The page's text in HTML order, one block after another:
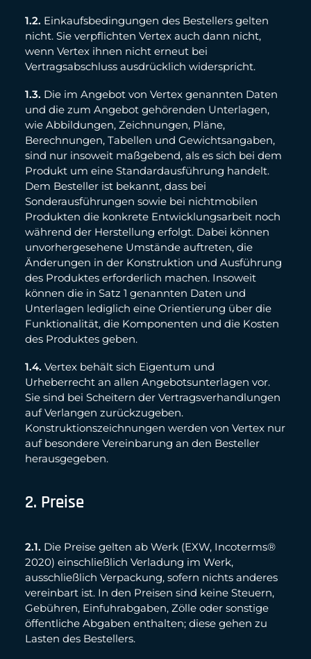
1.2. Einkaufsbedingungen des Bestellers gelten
nicht. Sie verpflichten Vertex auch dann nicht,
wenn Vertex ihnen nicht erneut bei
Vertragsabschluss ausdrücklich widerspricht.
1.3. Die im Angebot von Vertex genannten Daten
und die zum Angebot gehörenden Unterlagen,
wie Abbildungen, Zeichnungen, Pläne,
Berechnungen, Tabellen und Gewichtsangaben,
sind nur insoweit maßgebend, als es sich bei dem
Produkt um eine Standardausführung handelt.
Dem Besteller ist bekannt, dass bei
Sonderausführungen sowie bei nichtmobilen
Produkten die konkrete Entwicklungsarbeit noch
während der Herstellung erfolgt. Dabei können
unvorhergesehene Umstände auftreten, die
Änderungen in der Konstruktion und Ausführung
des Produktes erforderlich machen. Insoweit
können die in Satz 1 genannten Daten und
Unterlagen lediglich eine Orientierung über die
Funktionalität, die Komponenten und die Kosten
des Produktes geben.
1.4. Vertex behält sich Eigentum und
Urheberrecht an allen Angebotsunterlagen vor.
Sie sind bei Scheitern der Vertragsverhandlungen
auf Verlangen zurückzugeben.
Konstruktionszeichnungen werden von Vertex nur
auf besondere Vereinbarung an den Besteller
herausgegeben.
2. Preise
2.1. Die Preise gelten ab Werk (EXW, Incoterms®
2020) einschließlich Verladung im Werk,
ausschließlich Verpackung, sofern nichts anderes
vereinbart ist. In den Preisen sind keine Steuern,
Gebühren, Einfuhrabgaben, Zölle oder sonstige
öffentliche Abgaben enthalten; diese gehen zu
Lasten des Bestellers.